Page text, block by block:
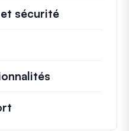
sécurité